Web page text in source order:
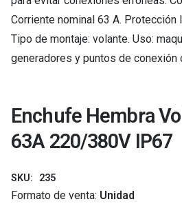
Corriente nominal 63 A. Protección
Tipo de montaje: volante. Uso:
generadores y puntos de conexión
Enchufe Hembra
63A 220/380V IP67
SKU: 235
Formato de venta: Unidad